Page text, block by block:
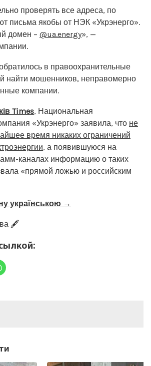
проверять все адреса, по
письма якобы от НЭК «Укрэнерго».
домен – @ua.energy», —
в правоохранительные
найти мошенников, неправомерно
компании.
Times, Национальная
«Укрэнерго» заявила, что не
время никаких ограничений
, а появившуюся на
каналах информацию о таких
«прямой ложью и российским
українською →
🖋️